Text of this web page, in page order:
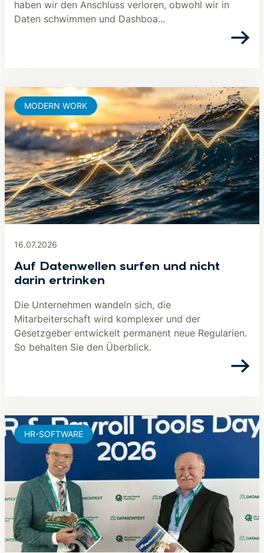
haben wir den Anschluss verloren, obwohl wir in
Daten schwimmen und Dashboa...
16.07.2026
Auf Datenwellen surfen und nicht
darin ertrinken
Die Unternehmen wandeln sich, die
Mitarbeiterschaft wird komplexer und der
Gesetzgeber entwickelt permanent neue Regularien.
So behalten Sie den Überblick.
MODERN WORK
HR-SOFTWARE